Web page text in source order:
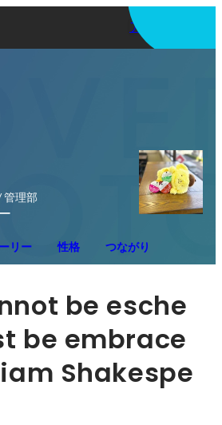
アプリを使う
管理部
リー 性格 つながり
be esche
be embrace
Shakespe